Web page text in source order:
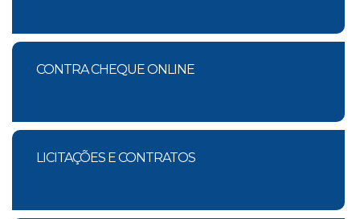
CONTRA CHEQUE ONLINE
LICITAÇÕES E CONTRATOS